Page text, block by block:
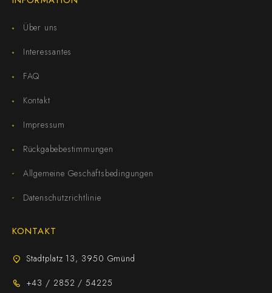
Über uns
Interessantes
FAQ
Kontakt
Impressum
Rückgabebestimmungen
Allgemeine Geschäftsbedingungen
Datenschutzrichtlinie
KONTAKT
Stadtplatz 13, 3950 Gmünd
+43 / 2852 / 54225